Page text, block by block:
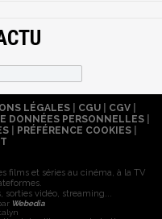
LÉGALES| CGU| CGV|
DONNÉES PERSONNELLES
PRÉFÉRENCE COOKIES
films et séries au cinéma, à la TV
sorties vidéo, streaming...
Webedia